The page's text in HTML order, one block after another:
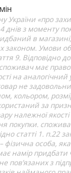
України «про
днів з моменту
в
законом. Умови
9. Відповідно
має
на аналогічний
не
кольором,
за
належної
покупки.
статті 1. п.22
фізична особа,
намір
пов’язаних з